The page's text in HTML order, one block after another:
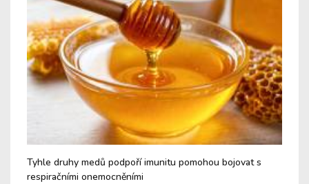
Tyhle druhy medů podpoří imunitu pomohou bojovat s
respiračními onemocněními